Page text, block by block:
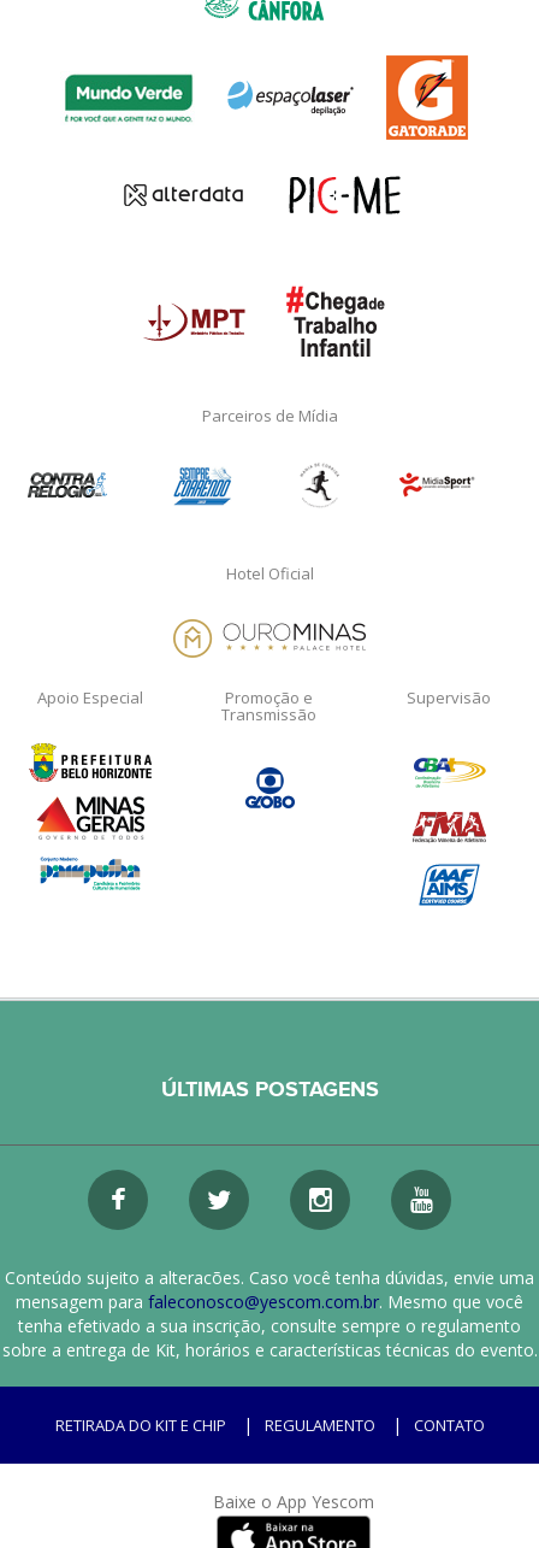
Parceiros de Mídia
Hotel Oficial
Apoio Especial Promoção e
Transmissão
Supervisão
ÚLTIMAS POSTAGENS
Conteúdo sujeito a alteracões. Caso você tenha dúvidas, envie uma
mensagem para faleconosco@yescom.com.br. Mesmo que você
tenha efetivado a sua inscrição, consulte sempre o regulamento
sobre a entrega de Kit, horários e características técnicas do evento.
RETIRADA DO KIT E CHIP REGULAMENTO CONTATO
Baixe o App Yescom